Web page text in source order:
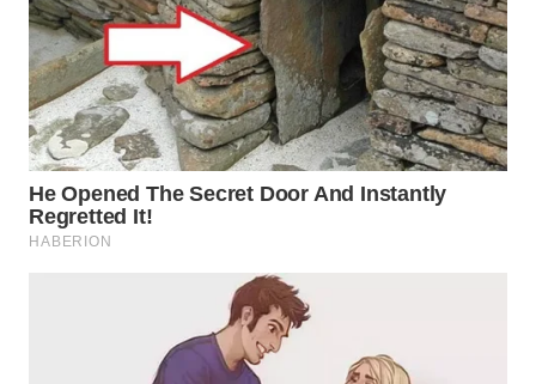
SULSEL
WN
GORONTALO
WN
SULUT
WN